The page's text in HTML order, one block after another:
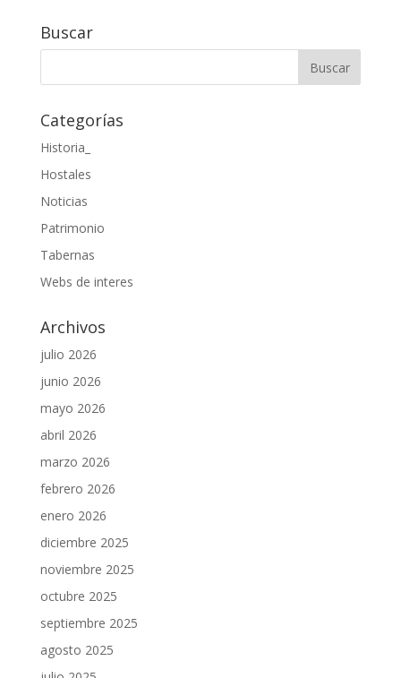
Buscar
Categorías
Historia_
Hostales
Noticias
Patrimonio
Tabernas
Webs de interes
Archivos
julio 2026
junio 2026
mayo 2026
abril 2026
marzo 2026
febrero 2026
enero 2026
diciembre 2025
noviembre 2025
octubre 2025
septiembre 2025
agosto 2025